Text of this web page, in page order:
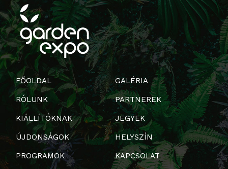
FŐOLDAL
RÓLUNK
KIÁLLÍTÓKNAK
ÚJDONSÁGOK
PROGRAMOK
GALÉRIA
PARTNEREK
JEGYEK
HELYSZÍN
KAPCSOLAT